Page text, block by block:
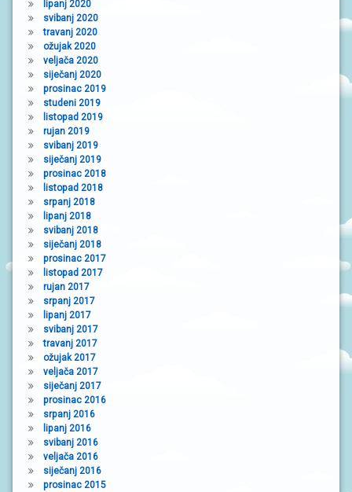
lipanj 2020
svibanj 2020
travanj 2020
ožujak 2020
veljača 2020
siječanj 2020
prosinac 2019
studeni 2019
listopad 2019
rujan 2019
svibanj 2019
siječanj 2019
prosinac 2018
listopad 2018
srpanj 2018
lipanj 2018
svibanj 2018
siječanj 2018
prosinac 2017
listopad 2017
rujan 2017
srpanj 2017
lipanj 2017
svibanj 2017
travanj 2017
ožujak 2017
veljača 2017
siječanj 2017
prosinac 2016
srpanj 2016
lipanj 2016
svibanj 2016
veljača 2016
siječanj 2016
prosinac 2015